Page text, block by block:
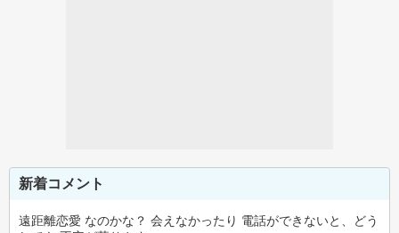
新着コメント
遠距離恋愛 なのかな？ 会えなかったり 電話ができないと、どう